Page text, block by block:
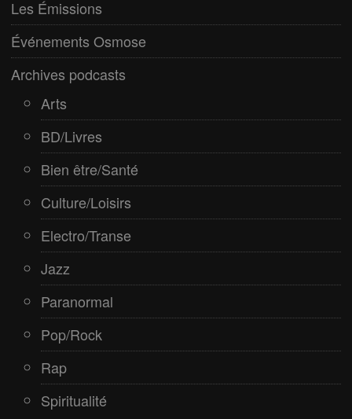
Pop/Rock
Rap
Spiritualité
Les Émissions
Événements Osmose
Archives podcasts
Arts
BD/Livres
Bien être/Santé
Culture/Loisirs
Electro/Transe
Jazz
Paranormal
Pop/Rock
Rap
Spiritualité